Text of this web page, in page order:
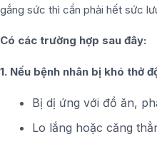
gắng sức thì cần phải hết sức
Có các trường hợp sau đây:
1. Nếu bệnh nhân bị khó thở
Bị dị ứng với đồ ăn,
Lo lắng hoặc căng